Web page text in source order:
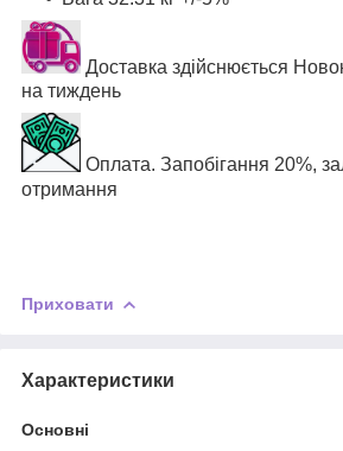
Доставка здійснюється
на тиждень
Оплата. Запобігання 20%,
отримання
Приховати
Характеристики
Основні